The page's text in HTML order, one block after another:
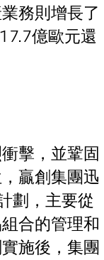
務則增長了
億歐元還
擊，並鞏固
贏創集團迅
劃，主要從
合的管理和
施後，集團